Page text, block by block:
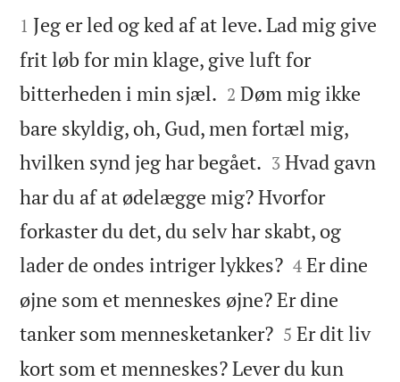


1 Jeg er led og ked af at leve. Lad mig give
frit løb for min klage, give luft for
bitterheden i min sjæl. 

2 Døm mig ikke
bare skyldig, oh, Gud, men fortæl mig,
hvilken synd jeg har begået. 

3 Hvad gavn
har du af at ødelægge mig? Hvorfor
forkaster du det, du selv har skabt, og
lader de ondes intriger lykkes?
4 Er dine
øjne som et menneskes øjne? Er dine
tanker som mennesketanker?
5 Er dit liv
kort som et menneskes? Lever du kun